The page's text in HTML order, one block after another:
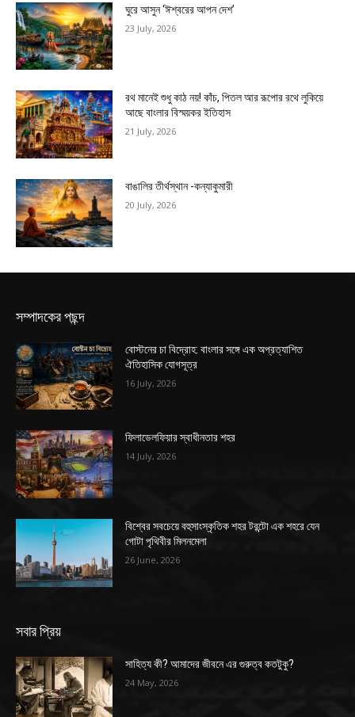
ঘুরে আসুন ‘ঈশ্বরের আপন দেশ’
23 July, 2026
রথ মানেই শুধু কাঠ নয়! কাঁচ, পিতল আর রূপোর রথে লুকিয়ে
আছে বাংলার বিস্ময়কর ইতিহাস
21 July, 2026
বাঙালির তীর্থস্থান -কন্যাকুমারী
20 July, 2026
সম্পাদকের পছন্দ
বোস্টনের চা বিদ্রোহ: বাংলার সঙ্গে এক অপ্রত্যাশিত
ঐতিহাসিক যোগসূত্র
16 July, 2026
ফিলাডেলফিয়ার স্বাধীনতার শহর
14 July, 2026
বিশ্বের সবচেয়ে বহুসাংস্কৃতিক শহর টরন্টো এক শহরে যেন
গোটা পৃথিবীর মিলনমেলা
26 June, 2026
সবার প্রিয়
সাহিত্য কী? আমাদের জীবনে এর গুরুত্ব কতটুকু?
24 May, 2026